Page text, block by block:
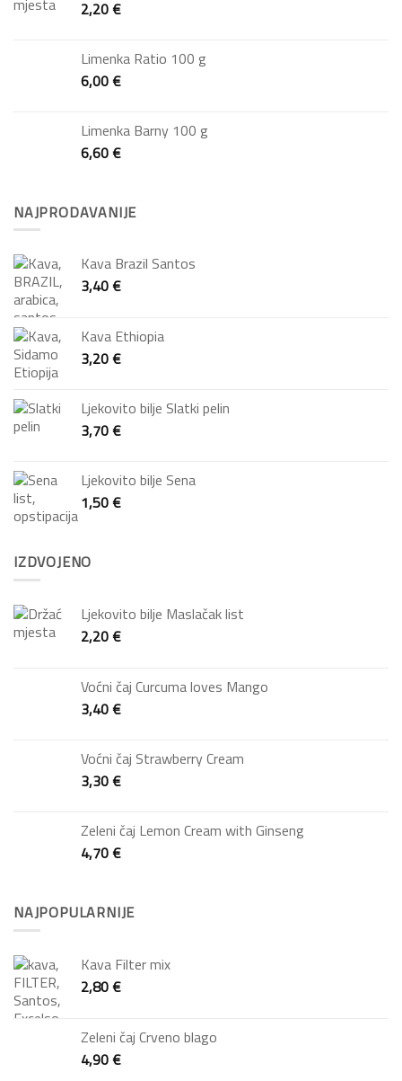
2,20€
Limenka Ratio 100 g
6,00€
Limenka Barny 100 g
6,60€
NAJPRODAVANIJE
Kava Brazil Santos
3,40€
Kava Ethiopia
3,20€
Ljekovito bilje Slatki pelin
3,70€
Ljekovito bilje Sena
1,50€
IZDVOJENO
Ljekovito bilje Maslačak list
2,20€
Voćni čaj Curcuma loves Mango
3,40€
Voćni čaj Strawberry Cream
3,30€
Zeleni čaj Lemon Cream with Ginseng
4,70€
NAJPOPULARNIJE
Kava Filter mix
2,80€
Zeleni čaj Crveno blago
4,90€